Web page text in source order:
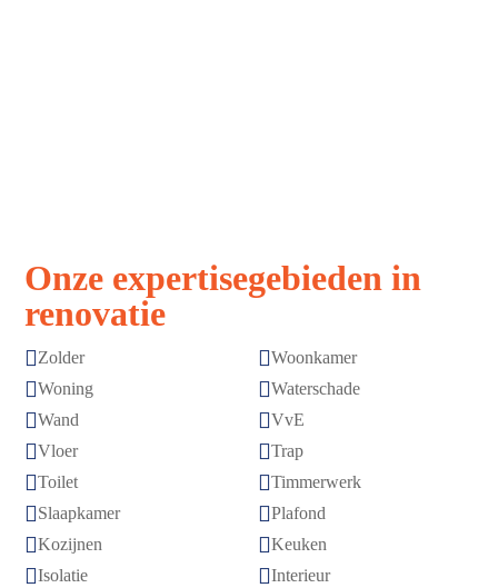
Onze expertisegebieden in
renovatie
Zolder Woonkamer
Woning Waterschade
Wand VvE
Vloer Trap
Toilet Timmerwerk
Slaapkamer Plafond
Kozijnen Keuken
Isolatie Interieur